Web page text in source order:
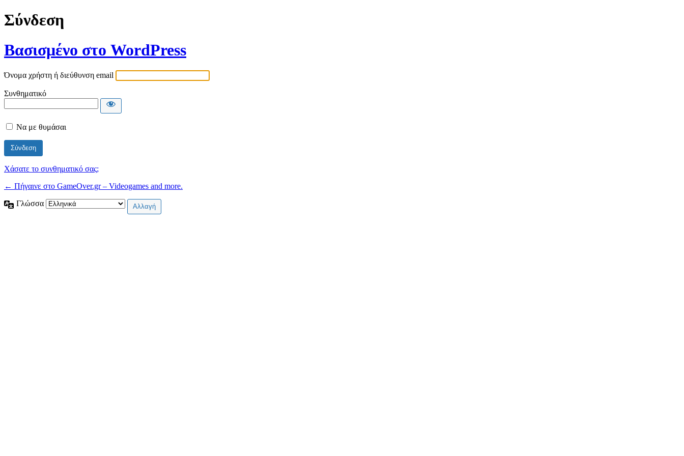
Σύνδεση
Βασισμένο στο WordPress
Όνομα χρήστη ή διεύθυνση email
Συνθηματικό
Να με θυμάσαι
Χάσατε το συνθηματικό σας;
← Πήγαινε στο GameOver.gr – Videogames and more.
Γλώσσα